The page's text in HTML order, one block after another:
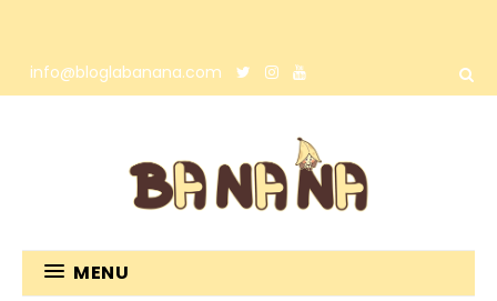
info@bloglabanana.com
MENU